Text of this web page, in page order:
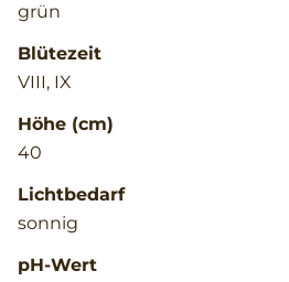
grün
Blütezeit
VIII, IX
Höhe (cm)
40
Lichtbedarf
sonnig
pH-Wert